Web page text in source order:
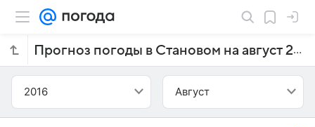
Прогноз погоды в Становом на август 2016 года
2016 Август